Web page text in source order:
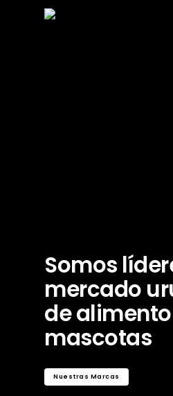
Somos
mercado
de
mascotas
Nuestras Marcas